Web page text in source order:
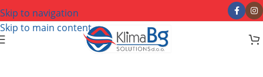
Skip to navigation
Skip to main content